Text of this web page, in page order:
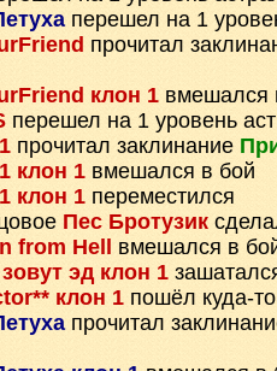
перешел на 1
прочитал
клон 1 вмешался
перешел на 1 уровень
прочитал заклинание
клон 1 вмешался в бой
клон 1 переместился
Пес Бротузик
from Hell
вмешался в
эд клон 1
клон 1 пошёл куда-то
прочитал